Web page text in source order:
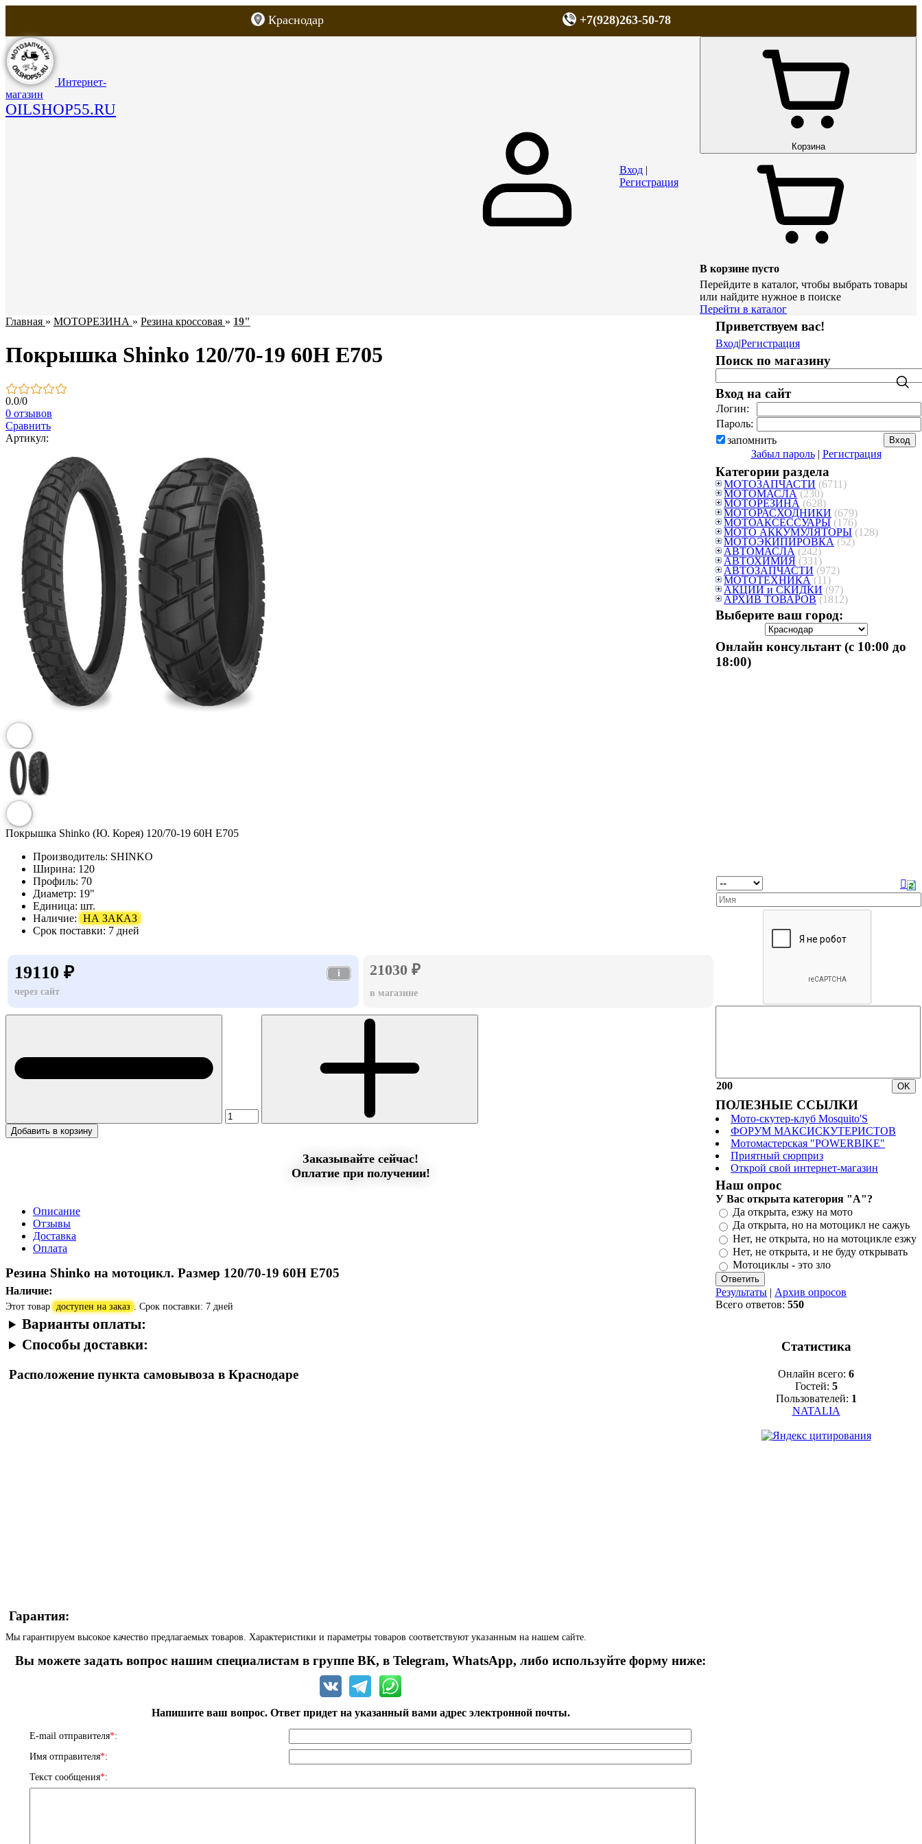
Краснодар +7(928)263-50-78
Интернет-
магазин
OILSHOP55.RU
ДОСТАВКА
Вход|
Регистрация
Корзина
В корзине пусто
Перейдите в каталог, чтобы выбрать товары
или найдите нужное в поиске
Перейти в каталог
Главная » МОТОРЕЗИНА » Резина кроссовая » 19"
Покрышка Shinko 120/70-19 60H E705
0.0/0
0 отзывов
Сравнить
Артикул:
Покрышка Shinko (Ю. Корея) 120/70-19 60H E705
Производитель: SHINKO
Ширина: 120
Профиль: 70
Диаметр: 19"
Единица: шт.
Наличие: НА ЗАКАЗ
Срок поставки: 7 дней
19110 ₽
i
через сайт
21030 ₽
в магазине
Добавить в корзину
Заказывайте сейчас!
Оплатие при получении!
Описание
Отзывы
Доставка
Оплата
Резина Shinko на мотоцикл. Размер 120/70-19 60H E705
Наличие:
Этот товар доступен на заказ . Срок поставки: 7 дней
Варианты оплаты:
Способы доставки:
Расположение пункта самовывоза в Краснодаре
Гарантия:
Мы гарантируем высокое качество предлагаемых товаров. Характеристики и параметры товаров соответствуют указанным на нашем сайте.
Вы можете задать вопрос нашим специалистам в группе ВК, в Telegram, WhatsApp, либо используйте форму ниже:
Напишите ваш вопрос. Ответ придет на указанный вами адрес электронной почты.
E-mail отправителя*:
Имя отправителя*:
Текст сообщения*:
Приветствуем вас!
Вход|Регистрация
Поиск по магазину
Вход на сайт
Логин:
Пароль:
запомнить
Забыл пароль| Регистрация
Категории раздела
МОТОЗАПЧАСТИ (6711)
МОТОМАСЛА (230)
МОТОРЕЗИНА (628)
МОТОРАСХОДНИКИ (679)
МОТОАКСЕССУАРЫ (176)
МОТО АККУМУЛЯТОРЫ (128)
МОТОЭКИПИРОВКА (52)
АВТОМАСЛА (242)
АВТОХИМИЯ (331)
АВТОЗАПЧАСТИ (972)
МОТОТЕХНИКА (11)
АКЦИИ и СКИДКИ (97)
АРХИВ ТОВАРОВ (1812)
Выберите ваш город:
Онлайн консультант (с 10:00 до
18:00)
200
ПОЛЕЗНЫЕ ССЫЛКИ
Мото-скутер-клуб Mosquito'S
ФОРУМ МАКСИСКУТЕРИСТОВ
Мотомастерская "POWERBIKE"
Приятный сюрприз
Открой свой интернет-магазин
Наш опрос
У Вас открыта категория "А"?
Да открыта, езжу на мото
Да открыта, но на мотоцикл не сажуь
Нет, не открыта, но на мотоцикле езжу
Нет, не открыта, и не буду открывать
Мотоциклы - это зло
Результаты | Архив опросов
Всего ответов: 550
Статистика
Онлайн всего: 6
Гостей: 5
Пользователей: 1
NATALIA